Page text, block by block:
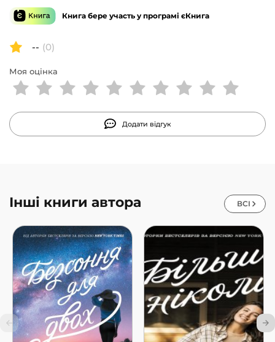
Книга бере участь у програмі єКнига
-- (0)
Моя оцінка
Додати відгук
Інші книги автора ВСІ